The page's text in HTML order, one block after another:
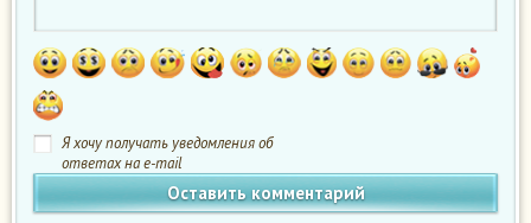
Я хочу получать уведомления об
ответах на e-mail